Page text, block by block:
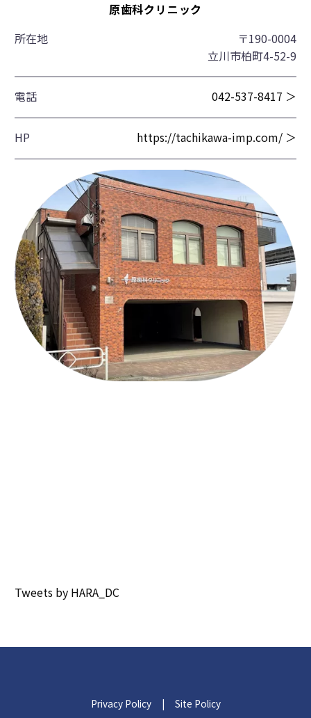
原歯科クリニック
所在地
〒190-0004
立川市柏町4-52-9
電話 042-537-8417 ＞
HP https://tachikawa-imp.com/ ＞
Tweets by HARA_DC
Privacy Policy| Site Policy